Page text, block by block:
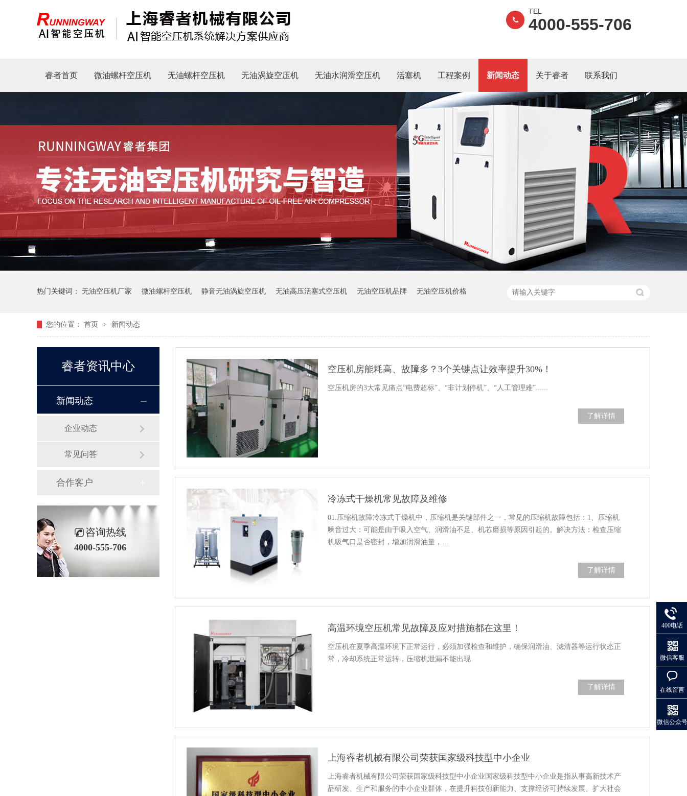
TEL
4000-555-706
睿者首页 微油螺杆空压机 无油螺杆空压机 无油涡旋空压机 无油水润滑空压机 活塞机 工程案例 新闻动态 关于睿者 联系我们
热门关键词： 无油空压机厂家 微油螺杆空压机 静音无油涡旋空压机 无油高压活塞式空压机 无油空压机品牌 无油空压机价格
您的位置： 首页 > 新闻动态
空压机房能耗高、故障多？3个关键点让效率提升30%！
空压机房的3大常见痛点“电费超标”、“非计划停机”、“人工管理难”......
了解详情
冷冻式干燥机常见故障及维修
01.压缩机故障冷冻式干燥机中，压缩机是关键部件之一，常见的压缩机故障包括：1、压缩机
噪音过大：可能是由于吸入空气、润滑油不足、机芯磨损等原因引起的。解决方法：检查压缩
机吸气口是否密封，增加润滑油量，…
了解详情
高温环境空压机常见故障及应对措施都在这里！
空压机在夏季高温环境下正常运行，必须加强检查和维护，确保润滑油、滤清器等运行状态正
常，冷却系统正常运转，压缩机泄漏不能出现
了解详情
上海睿者机械有限公司荣获国家级科技型中小企业
上海睿者机械有限公司荣获国家级科技型中小企业国家级科技型中小企业是指从事高新技术产
品研发、生产和服务的中小企业群体，在提升科技创新能力、支撑经济可持续发展、扩大社会
睿者资讯中心
新闻动态
企业动态
常见问答
合作客户
咨询热线
4000-555-706
400电话
微信客服
在线留言
微信公众号